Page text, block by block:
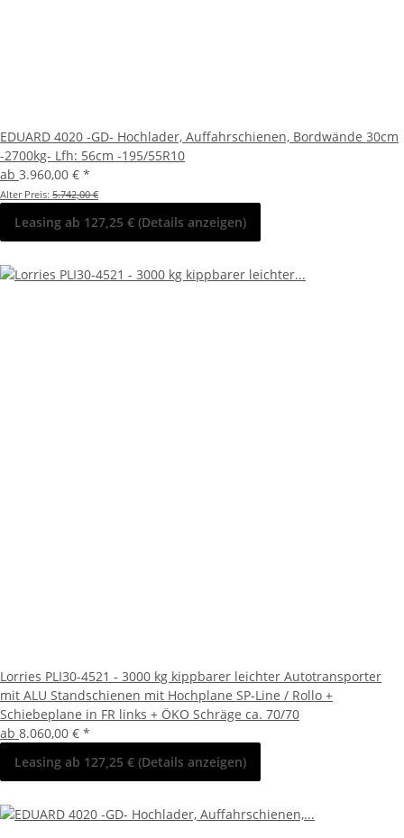
EDUARD 4020 -GD- Hochlader, Auffahrschienen, Bordwände 30cm
-2700kg- Lfh: 56cm -195/55R10
ab 3.960,00 € *
Alter Preis: 5.742,00 €
Leasing ab 127,25 € (Details anzeigen)
Lorries PLI30-4521 - 3000 kg kippbarer leichter Autotransporter
mit ALU Standschienen mit Hochplane SP-Line / Rollo +
Schiebeplane in FR links + ÖKO Schräge ca. 70/70
ab 8.060,00 € *
Leasing ab 127,25 € (Details anzeigen)